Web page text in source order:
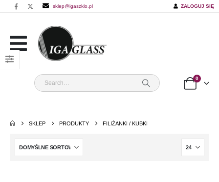
sklep@igaszklo.pl ZALOGUJ SIĘ
0
SKLEP PRODUKTY FILIŻANKI / KUBKI